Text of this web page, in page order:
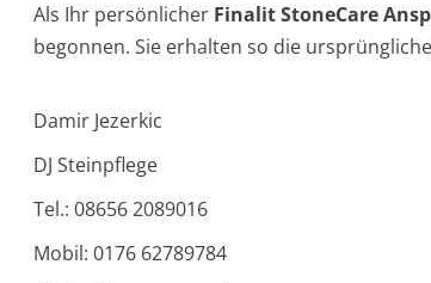
Als Ihr persönlicher Finalit StoneCare
begonnen. Sie erhalten so die
Damir Jezerkic
DJ Steinpflege
Tel.: 08656 2089016
Mobil: 0176 62789784